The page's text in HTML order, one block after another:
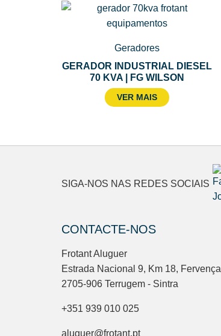
Geradores
GERADOR INDUSTRIAL DIESEL
70 KVA | FG WILSON
VER MAIS
SIGA-NOS NAS REDES SOCIAIS
CONTACTE-NOS
Frotant Aluguer
Estrada Nacional 9, Km 18, Fervença
2705-906 Terrugem - Sintra
+351 939 010 025
aluguer@frotant.pt